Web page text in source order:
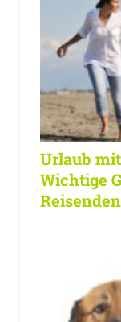
Urlaub
Wichtige
Reisenden